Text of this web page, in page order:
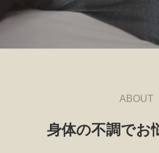
ABOUT
身体の不調でお